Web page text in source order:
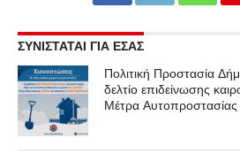
ΣΥΝΙΣΤΑΤΑΙ ΓΙΑ ΕΣΑΣ
Πολιτική Προστασία
δελτίο επιδείνωσης
Μέτρα Αυτοπροστασίας